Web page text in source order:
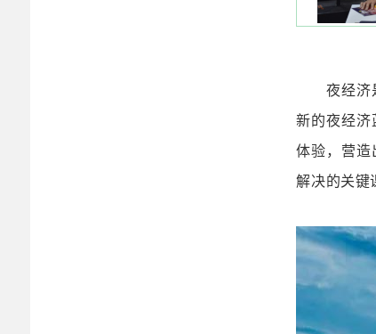
夜经济
新的夜经济
体验，营造
解决的关键